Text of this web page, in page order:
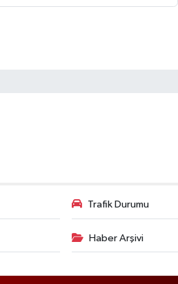
Trafik Durumu
Haber Arşivi